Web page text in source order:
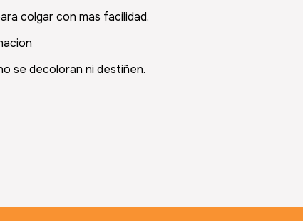
colgar con mas facilidad.
se decoloran ni destiñen.